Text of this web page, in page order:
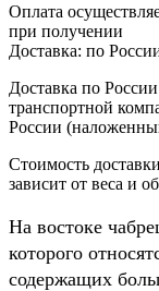
Оплата
при получении
Доставка: по
Доставка по
транспортной
России
Стоимость
зависит от веса и
На востоке
которого
содержащих